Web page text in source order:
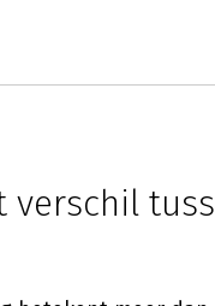
verschil